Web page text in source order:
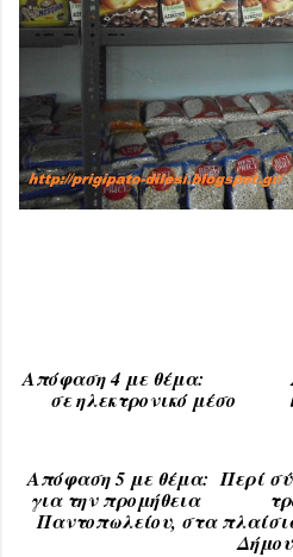
Απόφαση 4 με θέμα:
σε ηλεκτρονικό μέσο
Απόφαση 5 με θέμα: Περί
για την προμήθεια
Παντοπωλείου, στα